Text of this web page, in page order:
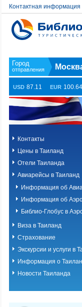
Контактная информация
USD 87.11 EUR 100.64
Контакты
Цены в Таиланд
Отели Таиланда
Авиарейсы в Таиланд
Информация об
Информация об
Библио-Глобус в
Виза в Таиланд
Страхование
Экскурсии и услуги в
Информация о
Новости Таиланда